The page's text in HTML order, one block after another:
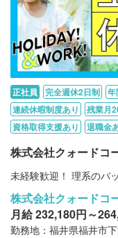
正社員 完全週休2日制
連続休暇制度あり
残業月
資格取得支援あり
退職金
株式会社クォードコ
未経験歓迎！ 理系のバ
株式会社クォードコ
月給 232,180円～
勤務地：福井県福井市